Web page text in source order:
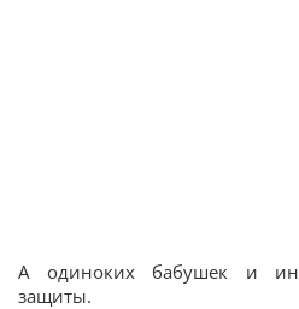
А одиноких бабушек и
защиты.